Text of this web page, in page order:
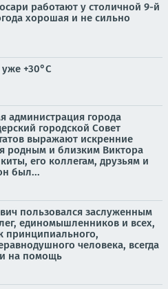
работают у столичной 9-й
хорошая и не сильно
+30°С
администрация города
городской Совет
выражают искренние
родным и близким Виктора
его коллегам, друзьям и
был...
пользовался заслуженным
единомышленников и всех,
принципиального,
человека, всегда
на помощь